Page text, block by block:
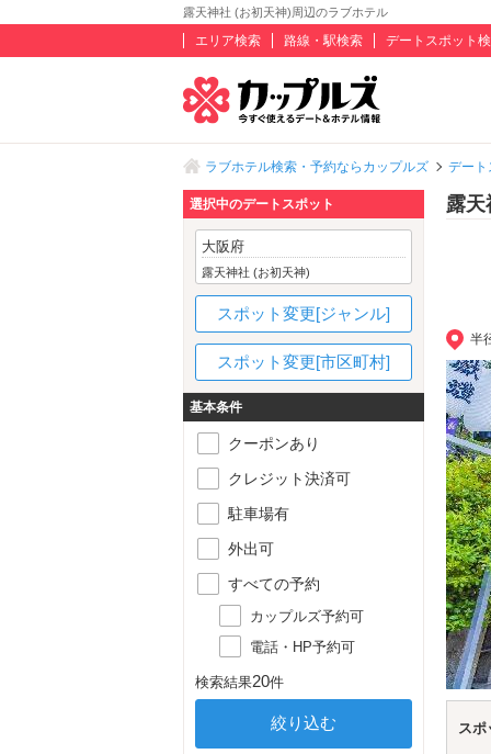
露天神社 (お初天神)周辺のラブホテル
エリア検索 路線・駅検索 デートスポット
ラブホテル検索・予約ならカップルズ デート
露天
半
スポ
選択中のデートスポット
大阪府
露天神社 (お初天神)
スポット変更[ジャンル]
スポット変更[市区町村]
基本条件
クーポンあり
クレジット決済可
駐車場有
外出可
すべての予約
カップルズ予約可
電話・HP予約可
検索結果20件